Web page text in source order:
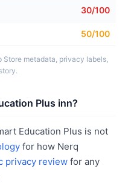
30/100
50/100
Store metadata, privacy labels,
Plus inn?
Education Plus is not
for how Nerq
privacy review for any